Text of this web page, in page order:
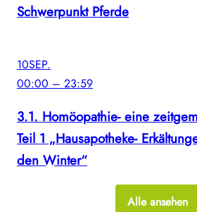
Schwerpunkt Pferde
10SEP.
00:00 – 23:59
3.1. Homöopathie- eine
Teil 1 „Hausapotheke-
den Winter“
Alle ansehen